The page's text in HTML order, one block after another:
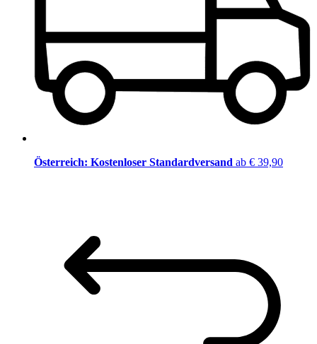
Österreich: Kostenloser Standardversand ab € 39,90